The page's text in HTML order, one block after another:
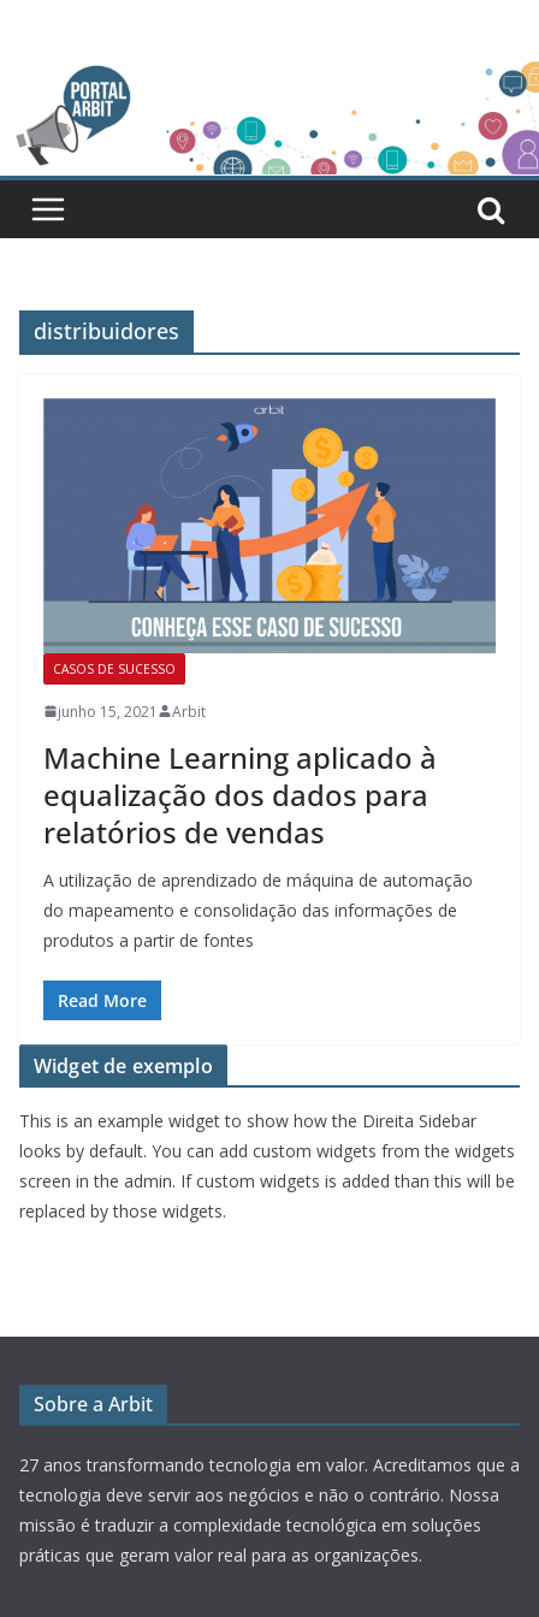
conteúdo
distribuidores
CASOS DE SUCESSO
junho 15, 2021 Arbit
Machine Learning aplicado à
equalização dos dados para
relatórios de vendas
A utilização de aprendizado de máquina de automação
do mapeamento e consolidação das informações de
produtos a partir de fontes
Read More
Widget de exemplo
This is an example widget to show how the Direita Sidebar
looks by default. You can add custom widgets from the widgets
screen in the admin. If custom widgets is added than this will be
replaced by those widgets.
Sobre a Arbit
27 anos transformando tecnologia em valor. Acreditamos que a
tecnologia deve servir aos negócios e não o contrário. Nossa
missão é traduzir a complexidade tecnológica em soluções
práticas que geram valor real para as organizações.